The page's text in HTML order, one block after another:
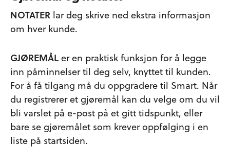
NOTATER lar deg skrive ned ekstra informasjon
om hver kunde.
GJØREMÅLer en praktisk funksjon for å legge
inn påminnelser til deg selv, knyttet til kunden.
For å få tilgang må du oppgradere til Smart. Når
du registrerer et gjøremål kan du velge om du vil
bli varslet på e-post på et gitt tidspunkt, eller
bare se gjøremålet som krever oppfølging i en
liste på startsiden.